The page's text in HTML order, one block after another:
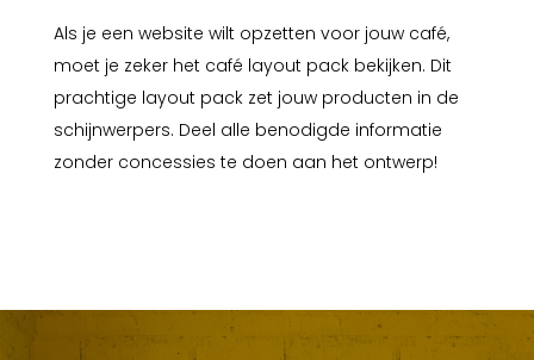
Als je een website wilt opzetten voor jouw café,
moet je zeker het café layout pack bekijken. Dit
prachtige layout pack zet jouw producten in de
schijnwerpers. Deel alle benodigde informatie
zonder concessies te doen aan het ontwerp!